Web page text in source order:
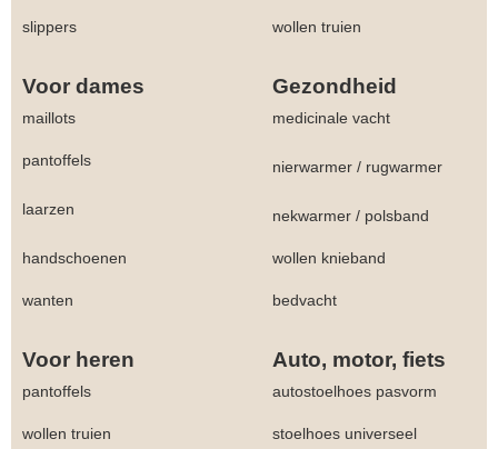
slippers wollen truien
Voor dames Gezondheid
maillots medicinale vacht
pantoffels nierwarmer / rugwarmer
laarzen nekwarmer / polsband
handschoenen wollen knieband
wanten bedvacht
Voor heren Auto, motor, fiets
pantoffels autostoelhoes pasvorm
wollen truien stoelhoes universeel